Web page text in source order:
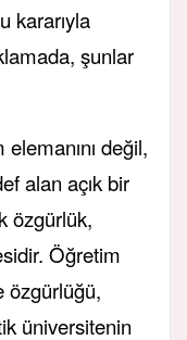
kararıyla
şunlar
değil,
alan açık bir
özgürlük,
Öğretim
özgürlüğü,
üniversitenin